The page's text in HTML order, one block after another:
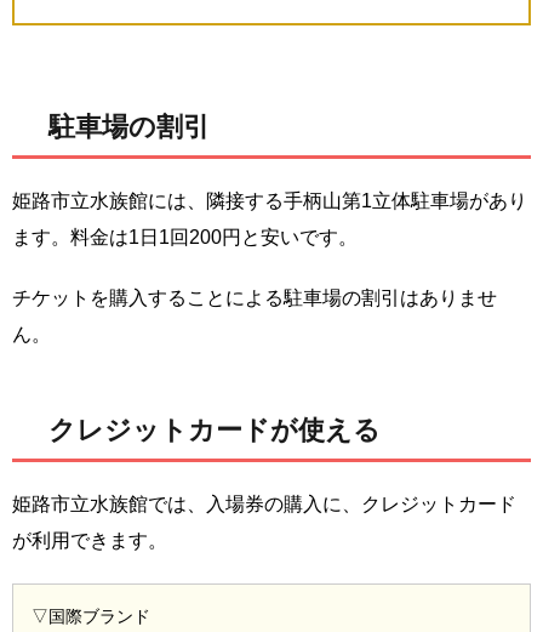
駐車場の割引
姫路市立水族館には、隣接する手柄山第1立体駐車場があり
ます。料金は1日1回200円と安いです。
チケットを購入することによる駐車場の割引はありませ
ん。
クレジットカードが使える
姫路市立水族館では、入場券の購入に、クレジットカード
が利用できます。
▽国際ブランド